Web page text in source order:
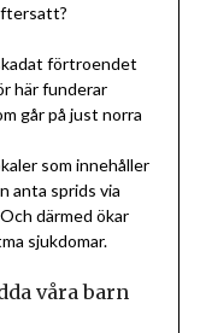
förtroendet
här funderar
går på just norra
som innehåller
anta sprids via
därmed ökar
sjukdomar.
våra barn